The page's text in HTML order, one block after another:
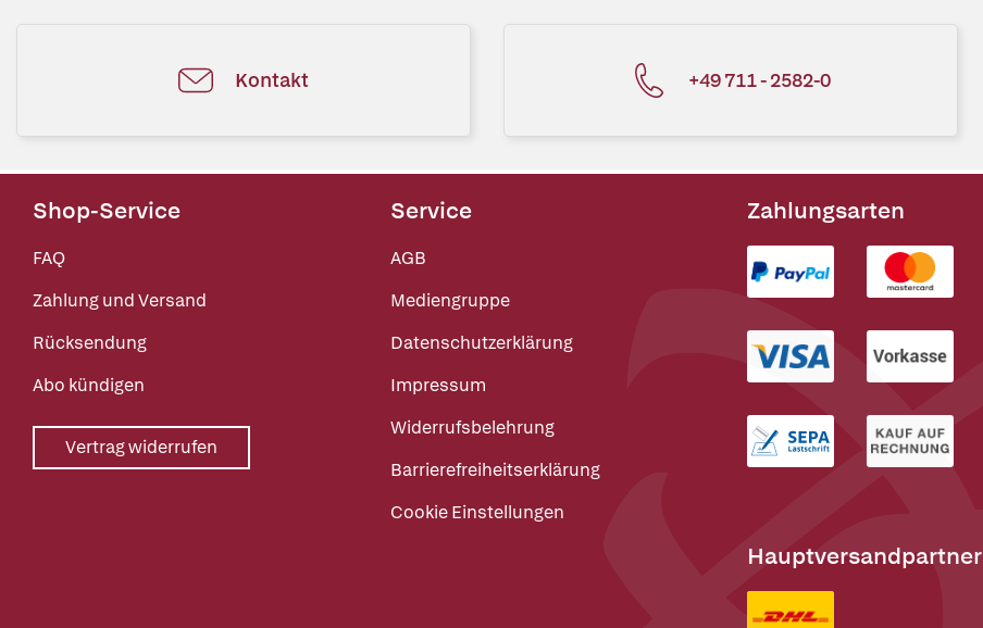
Kontakt +49 711 - 2582-0
Shop-Service
FAQ
Zahlung und Versand
Rücksendung
Abo kündigen
Vertrag widerrufen
Service
AGB
Mediengruppe
Datenschutzerklärung
Impressum
Widerrufsbelehrung
Barrierefreiheitserklärung
Cookie Einstellungen
Zahlungsarten
Hauptversandpartner